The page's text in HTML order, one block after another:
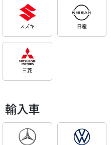
スズキ 日産
三菱
輸入車